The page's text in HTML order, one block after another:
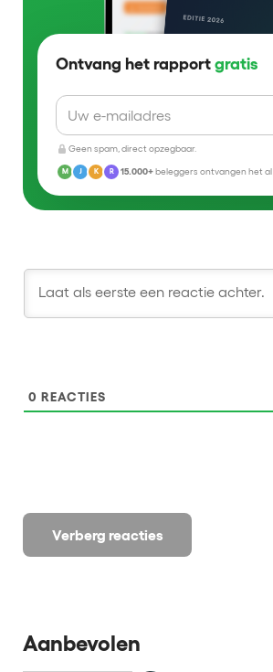
Ontvang het rapport gratis
Geen spam, direct opzegbaar.
M J K R 15.000+beleggers ontvangen het al
Verberg reacties
0 REACTIES
Aanbevolen